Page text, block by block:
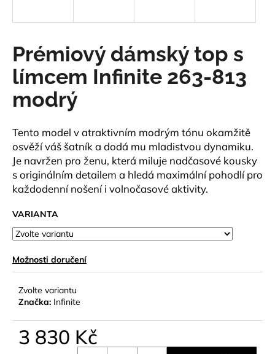
Prémiový dámský top s
límcem Infinite 263-813
modrý
Tento model v atraktivním modrým tónu okamžitě
osvěží váš šatník a dodá mu mladistvou dynamiku.
Je navržen pro ženu, která miluje nadčasové kousky
s originálním detailem a hledá maximální pohodlí pro
každodenní nošení i volnočasové aktivity.
VARIANTA
Možnosti doručení
Zvolte variantu
Značka: Infinite
3 830 Kč
í
t
?
HLEDAT
D
o
p
o
u
č
u
e
m
e